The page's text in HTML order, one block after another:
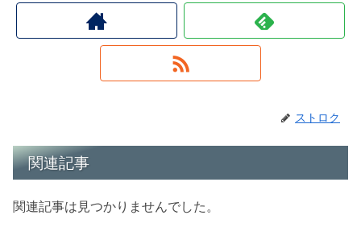
ストロク
関連記事
関連記事は見つかりませんでした。